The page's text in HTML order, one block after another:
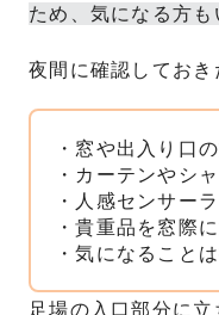
ため、気になる方も
夜間に確認しておき
・窓や出入り口
・カーテンやシ
・人感センサー
・貴重品を窓際
・気になること
足場の入口部分に